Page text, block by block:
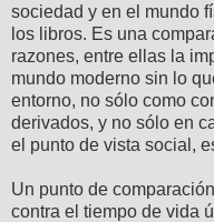
sociedad y en el mundo
los libros. Es una
razones, entre ellas la
mundo moderno sin lo
entorno, no sólo como
derivados, y no sólo en
el punto de vista social,
Un punto de
contra el tiempo de vida